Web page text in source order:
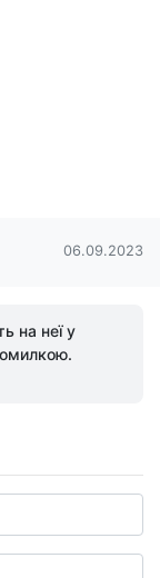
06.09.2023
на неї у